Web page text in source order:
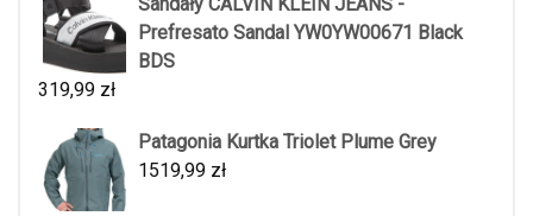
Sandały CALVIN KLEIN JEANS -
Prefresato Sandal YW0YW00671 Black
BDS
319,99 zł
Patagonia Kurtka Triolet Plume Grey
1519,99 zł